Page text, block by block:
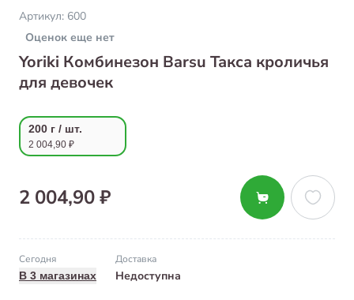
Артикул: 600
Оценок еще нет
Yoriki Комбинезон Barsu Такса кроличья
для девочек
200 г / шт.
2 004,90 ₽
2 004,90 ₽
Сегодня
В 3 магазинах
Доставка
Недоступна